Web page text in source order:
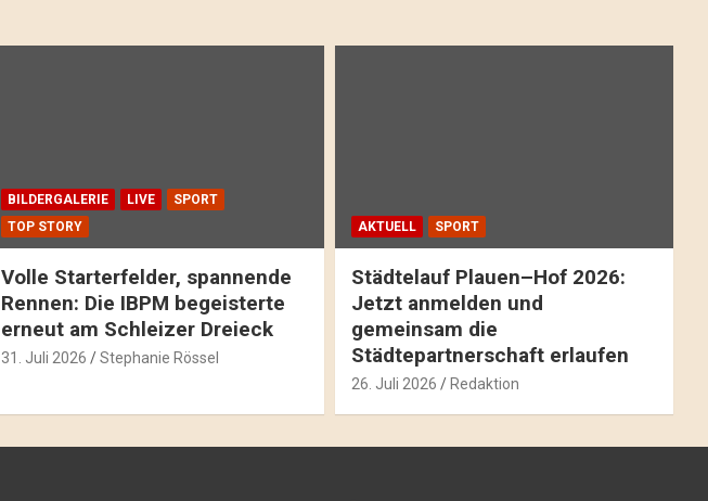
BILDERGALERIE LIVE
SPORT
TOP STORY
Volle Starterfelder, spannende
Rennen: Die IBPM begeisterte
erneut am Schleizer Dreieck
31. Juli 2026 Stephanie Rössel
AKTUELL SPORT
Städtelauf Plauen–Hof 2026:
Jetzt anmelden und
gemeinsam die
Städtepartnerschaft erlaufen
26. Juli 2026 Redaktion